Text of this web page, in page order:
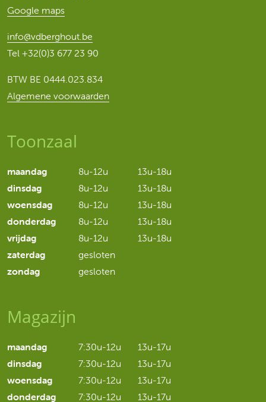
Google maps
info@vdberghout.be
Tel +32(0)3 677 23 90
BTW BE 0444.023.834
Algemene voorwaarden
Toonzaal
maandag 8u-12u
13u-18u
dinsdag
8u-12u
13u-18u
woensdag
8u-12u
13u-18u
donderdag
8u-12u
13u-18u
vrijdag
8u-12u
13u-18u
zaterdag
gesloten
zondag
gesloten
Magazijn
maandag 7:30u-12u
13u-17u
dinsdag
7:30u-12u
13u-17u
woensdag
7:30u-12u
13u-17u
donderdag
7:30u-12u 13u-17u